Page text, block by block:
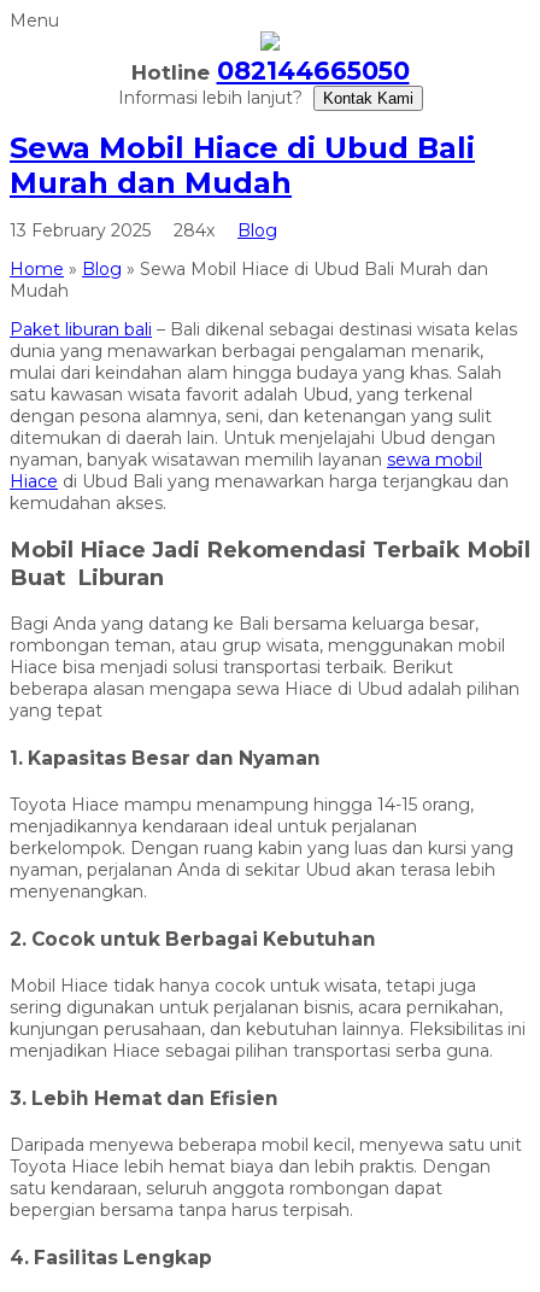
Menu
Hotline 082144665050
Informasi lebih lanjut? Kontak Kami
Sewa Mobil Hiace di Ubud Bali
Murah dan Mudah
13 February 2025 284x
Blog
Home » Blog » Sewa Mobil Hiace di Ubud Bali Murah dan
Mudah
Paket liburan bali – Bali dikenal sebagai destinasi wisata kelas
dunia yang menawarkan berbagai pengalaman menarik,
mulai dari keindahan alam hingga budaya yang khas. Salah
satu kawasan wisata favorit adalah Ubud, yang terkenal
dengan pesona alamnya, seni, dan ketenangan yang sulit
ditemukan di daerah lain. Untuk menjelajahi Ubud dengan
nyaman, banyak wisatawan memilih layanan sewa mobil
Hiace di Ubud Bali yang menawarkan harga terjangkau dan
kemudahan akses.
Mobil Hiace Jadi Rekomendasi Terbaik Mobil
Buat Liburan
Bagi Anda yang datang ke Bali bersama keluarga besar,
rombongan teman, atau grup wisata, menggunakan mobil
Hiace bisa menjadi solusi transportasi terbaik. Berikut
beberapa alasan mengapa sewa Hiace di Ubud adalah pilihan
yang tepat
1. Kapasitas Besar dan Nyaman
Toyota Hiace mampu menampung hingga 14-15 orang,
menjadikannya kendaraan ideal untuk perjalanan
berkelompok. Dengan ruang kabin yang luas dan kursi yang
nyaman, perjalanan Anda di sekitar Ubud akan terasa lebih
menyenangkan.
2. Cocok untuk Berbagai Kebutuhan
Mobil Hiace tidak hanya cocok untuk wisata, tetapi juga
sering digunakan untuk perjalanan bisnis, acara pernikahan,
kunjungan perusahaan, dan kebutuhan lainnya. Fleksibilitas ini
menjadikan Hiace sebagai pilihan transportasi serba guna.
3. Lebih Hemat dan Efisien
Daripada menyewa beberapa mobil kecil, menyewa satu unit
Toyota Hiace lebih hemat biaya dan lebih praktis. Dengan
satu kendaraan, seluruh anggota rombongan dapat
bepergian bersama tanpa harus terpisah.
4. Fasilitas Lengkap